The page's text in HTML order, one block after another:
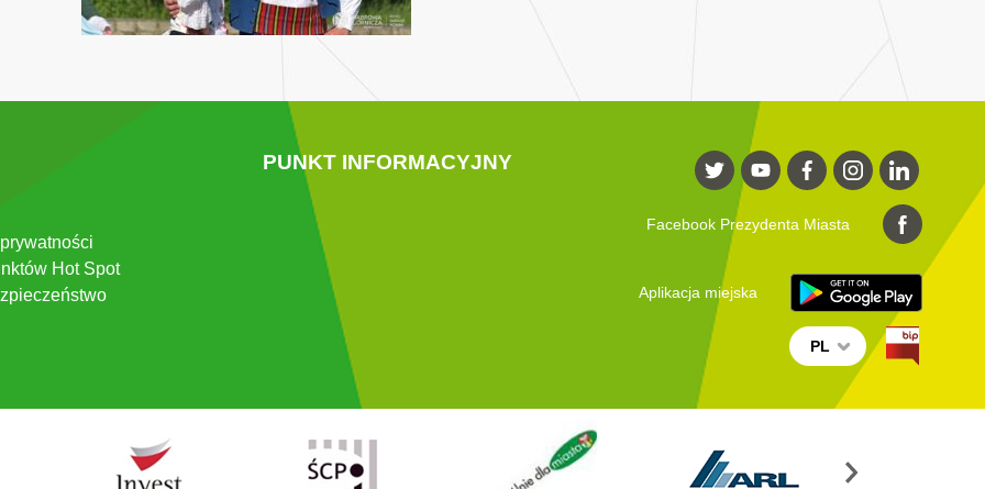
Hot Spot
PUNKT INFORMACYJNY
Facebook Prezydenta Miasta
Aplikacja miejska
PL